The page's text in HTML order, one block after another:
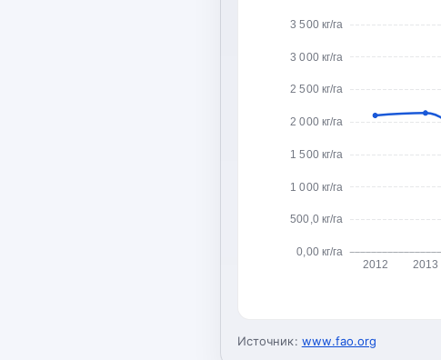
0,00 кг/га
500,0 кг/га
1 000 кг/га
1 500 кг/га
2 000 кг/га
2 500 кг/га
3 000 кг/га
3 500 кг/га
2012 2013
Источник: www.fao.org